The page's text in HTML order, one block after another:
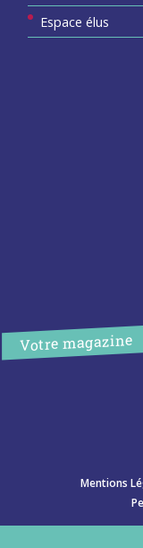
Espace élus
Votre magazine
Mentions